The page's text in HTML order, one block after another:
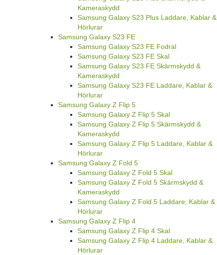
Kameraskydd
Samsung Galaxy S23 Plus Laddare, Kablar &
Hörlurar
Samsung Galaxy S23 FE
Samsung Galaxy S23 FE Fodral
Samsung Galaxy S23 FE Skal
Samsung Galaxy S23 FE Skärmskydd &
Kameraskydd
Samsung Galaxy S23 FE Laddare, Kablar &
Hörlurar
Samsung Galaxy Z Flip 5
Samsung Galaxy Z Flip 5 Skal
Samsung Galaxy Z Flip 5 Skärmskydd &
Kameraskydd
Samsung Galaxy Z Flip 5 Laddare, Kablar &
Hörlurar
Samsung Galaxy Z Fold 5
Samsung Galaxy Z Fold 5 Skal
Samsung Galaxy Z Fold 5 Skärmskydd &
Kameraskydd
Samsung Galaxy Z Fold 5 Laddare, Kablar &
Hörlurar
Samsung Galaxy Z Flip 4
Samsung Galaxy Z Flip 4 Skal
Samsung Galaxy Z Flip 4 Laddare, Kablar &
Hörlurar